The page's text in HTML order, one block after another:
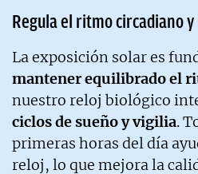
Regula el ritmo circadiano
La exposición solar es
mantener equilibrado el
nuestro reloj biológico
ciclos de sueño y vigilia.
primeras horas del día
reloj, lo que mejora la